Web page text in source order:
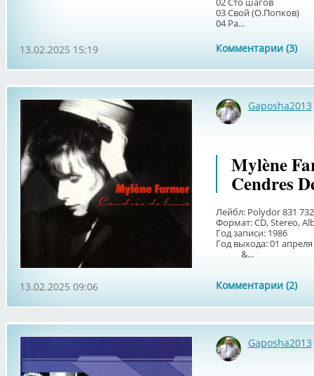
03 Свой (О.Попков)
04 Ра...
Комментарии (3)
13.02.2025 15:19
Gaposha2013
Mylène
Cendres
Лейбл: Polydor 831
Формат: CD, Stereo,
Год записи: 1986
Год выхода: 01
&...
Комментарии (2)
13.02.2025 09:06
Gaposha2013